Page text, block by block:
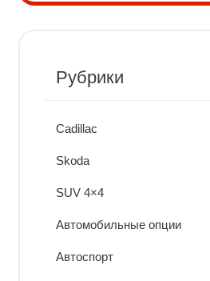
Рубрики
Cadillac
Skoda
SUV 4×4
Автомобильные опции
Автоспорт